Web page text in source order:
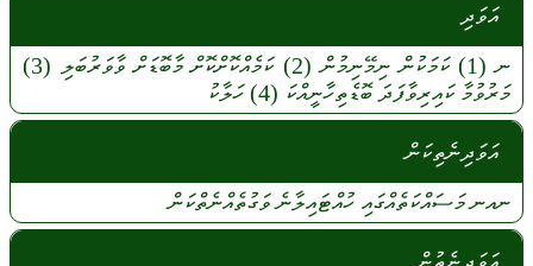
އަވަދި
ނ (1) ކަމަކުންނިމޭނިމުން (2) ކަމެއްކޮށްކޮށްމާބޮޑަށްވާވަރުބަލި (3)
މަރުވުމާކައިރިވާފަދަބޮޑެތިހާނީއްކަ (4) ހަލާކު
އަވަދިނެތިކަން
ނއނމަސައްކަތެއްގައި ހުއްޓައިލާނެވަގުތެއްނެތްކަން